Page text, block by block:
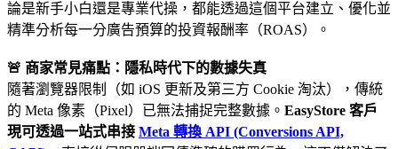
論是新手小白還是專業代操，都能透過這個平台建立、優化並
精準分析每一分廣告預算的投資報酬率（ROAS）。
🚨 商家常見痛點：隱私時代下的數據失真
隨著瀏覽器限制（如 iOS 更新及第三方 Cookie 淘汰），傳統
的 Meta 像素（Pixel）已無法捕捉完整數據。 EasyStore 客戶
現可透過一站式串接 Meta 轉換 API (Conversions API,